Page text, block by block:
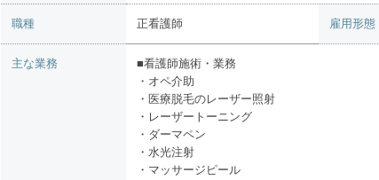
職種 正看護師 雇用形態
主な業務
■看護師施術・業務
・オペ介助
・医療脱毛のレーザー照射
・レーザートーニング
・ダーマペン
・水光注射
・マッサージピール